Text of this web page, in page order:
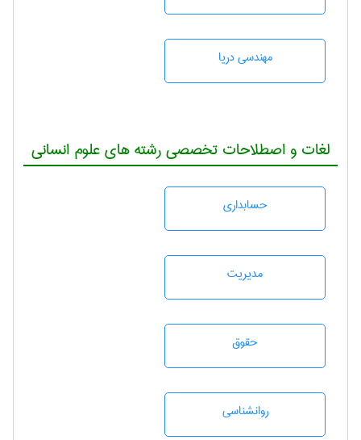
مهندسی دریا
لغات و اصطلاحات تخصصی رشته های علوم انسانی
حسابداری
مديريت
حقوق
روانشناسی